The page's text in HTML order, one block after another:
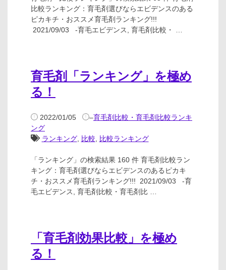
比較ランキング：育毛剤選びならエビデンスのある
ピカキチ・おススメ育毛剤ランキング!!!
2021/09/03 -育毛エビデンス, 育毛剤比較・ …
育毛剤「ランキング」を極め
る！
2022/01/05 –育毛剤比較・育毛剤比較ランキ
ング
ランキング, 比較 比較ランキング
「ランキング」の検索結果 160 件 育毛剤比較ラン
キング：育毛剤選びならエビデンスのあるピカキ
チ・おススメ育毛剤ランキング!!! 2021/09/03 -育
毛エビデンス, 育毛剤比較・育毛剤比 …
「育毛剤効果比較」を極め
る！